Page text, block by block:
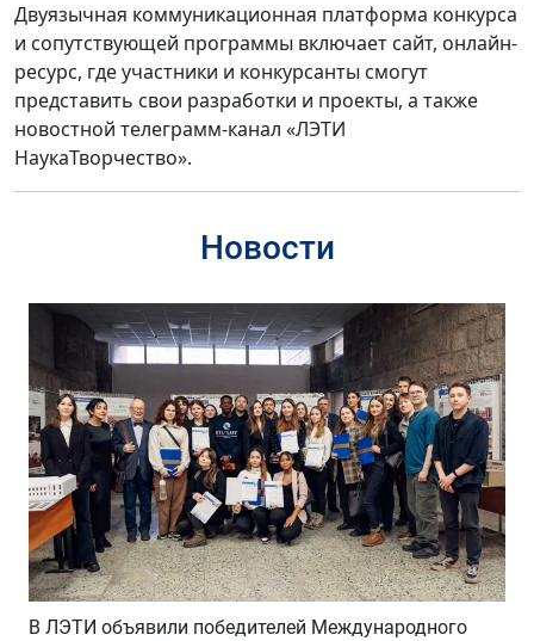
Двуязычная коммуникационная платформа конкурса
и сопутствующей программы включает сайт, онлайн-
ресурс, где участники и конкурсанты смогут
представить свои разработки и проекты, а также
новостной телеграмм-канал «ЛЭТИ
НаукаТворчество».
Новости
В ЛЭТИ объявили победителей Международного